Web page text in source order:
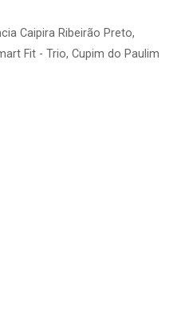
Caipira Ribeirão Preto,
Fit - Trio, Cupim do Paulim